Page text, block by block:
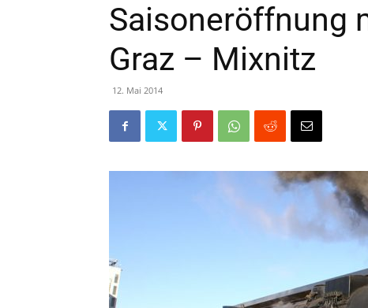
Saisoneröffnung
Graz – Mixnitz
12. Mai 2014